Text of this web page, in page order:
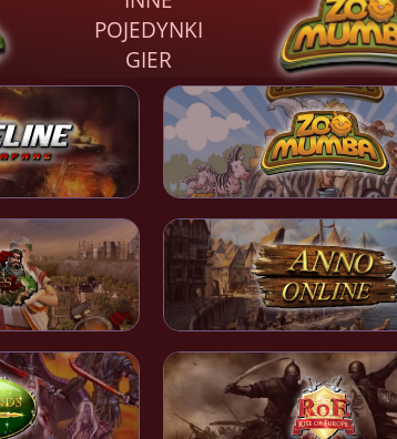
POJEDYNKI
GIER